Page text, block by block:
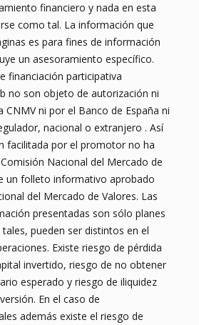
Hotel, en la mejor de la zona
histórico y turístico de la
un índice de ocupación superior
precios que oscilan entre
de la temporada. El
con una empresa
en el sector que
fija mensual, mas un
ingresos obtenidos. En la
ofertas del orden de 10.000€
plataforma, ENAINV,
del total invertido al
no paga ninguna tarifa a la
financiero y nada en esta
como tal. La información que
es para fines de información
un asesoramiento específico.
financiación participativa
no son objeto de autorización ni
CNMV ni por el Banco de España ni
nacional o extranjero . Así
facilitada por el promotor no ha
Nacional del Mercado de
un folleto informativo aprobado
del Mercado de Valores. Las
presentadas son sólo planes
pueden ser distintos en el
Existe riesgo de pérdida
invertido, riesgo de no obtener
esperado y riesgo de iliquidez
En el caso de
además existe el riesgo de